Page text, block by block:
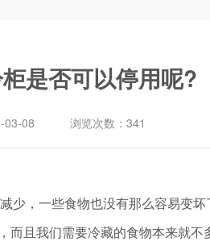
是否可以停用呢?
03-08 浏览次数： 341
，一些食物也没有那么容易变
我们需要冷藏的食物本来就不